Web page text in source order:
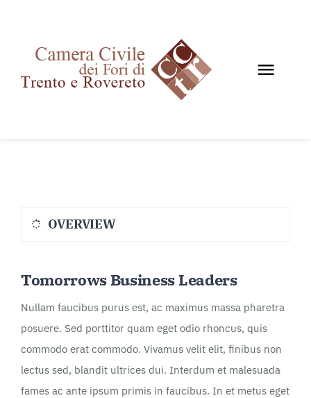
contenuto
Contatti
OVERVIEW
Tomorrows Business Leaders
Nullam faucibus purus est, ac maximus massa pharetra
posuere. Sed porttitor quam eget odio rhoncus, quis
commodo erat commodo. Vivamus velit elit, finibus non
lectus sed, blandit ultrices dui. Interdum et malesuada
fames ac ante ipsum primis in faucibus. In et metus eget